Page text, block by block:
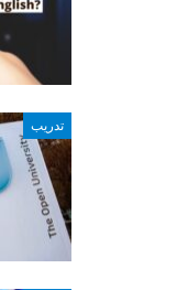
تدريب